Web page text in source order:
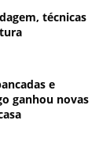
técnicas
e
ganhou novas